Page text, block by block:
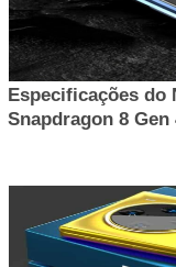
Especificações do
Snapdragon 8 Gen